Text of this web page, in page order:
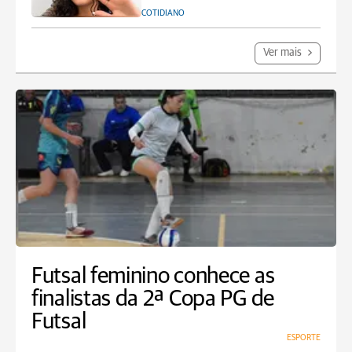
COTIDIANO
Ver mais
Futsal feminino conhece as
finalistas da 2ª Copa PG de
Futsal
ESPORTE